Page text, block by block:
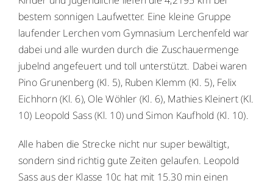
Besonderheiten
Schulleben
Service
Krankmeldung
Kalender
bestem sonnigen Laufwetter. Eine kleine Gruppe
laufender Lerchen vom Gymnasium Lerchenfeld war
dabei und alle wurden durch die Zuschauermenge
jubelnd angefeuert und toll unterstützt. Dabei waren
Pino Grunenberg (Kl. 5), Ruben Klemm (Kl. 5), Felix
Eichhorn (Kl. 6), Ole Wöhler (Kl. 6), Mathies Kleinert (Kl.
10) Leopold Sass (Kl. 10) und Simon Kaufhold (Kl. 10).
Alle haben die Strecke nicht nur super bewältigt,
sondern sind richtig gute Zeiten gelaufen. Leopold
Sass aus der Klasse 10c hat mit 15.30 min einen